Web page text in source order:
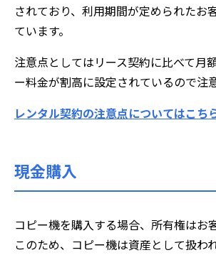
されており、利用期間が定められたお
ています。
注意点としてはリース契約に比べて月
ー料金が割高に設定されているので注
レンタル契約の注意点についてはこち
現金購入
コピー機を購入する場合、所有権はお
このため、コピー機は資産として扱わ